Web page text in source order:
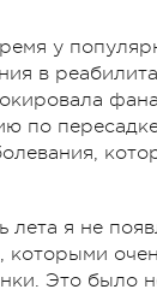
у
в
по
я не
которыми
Это было